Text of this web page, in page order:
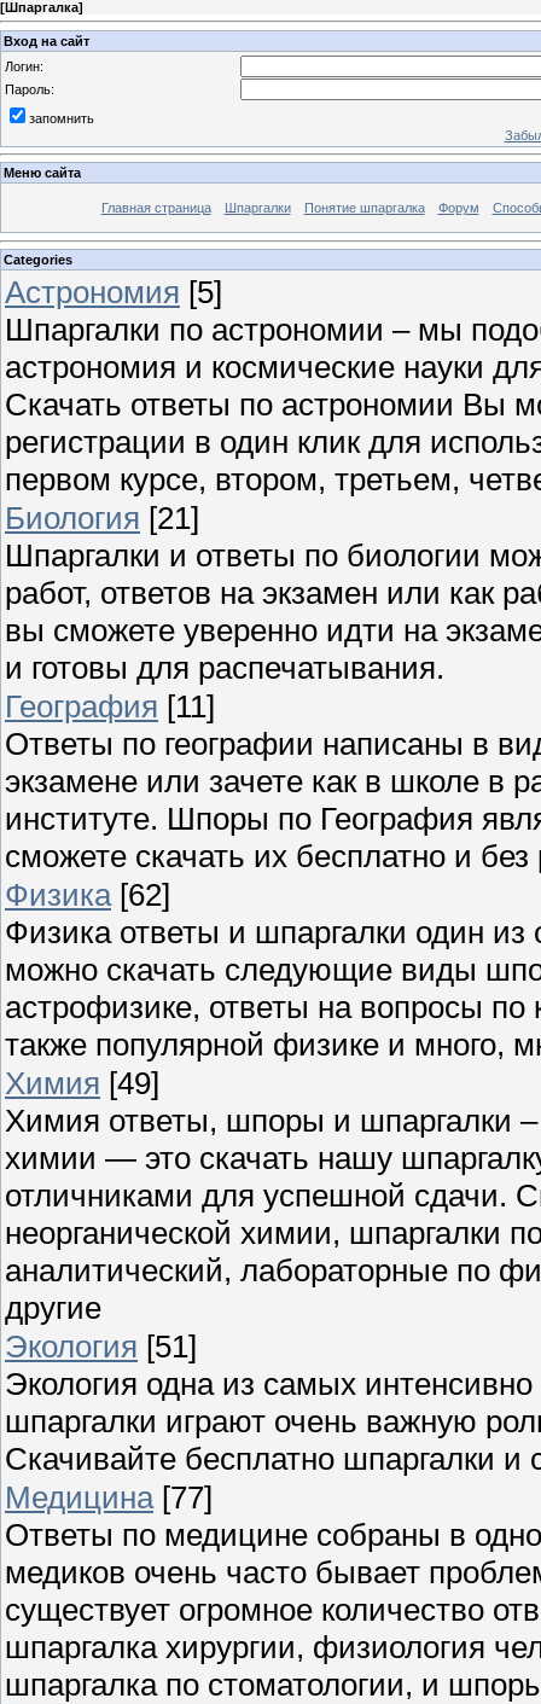
[Шпаргалка]
Вход на сайт
Логин:
Пароль:
запомнить
Меню сайта
Главная страница Шпаргалки Понятие шпаргалка Форум
Categories
Астрономия [5]
Шпаргалки по астрономии – мы
астрономия и космические науки
Скачать ответы по астрономии Вы
регистрации в один клик для
первом курсе, втором, третьем,
Биология [21]
Шпаргалки и ответы по биологии
работ, ответов на экзамен или как
вы сможете уверенно идти на
и готовы для распечатывания.
География [11]
Ответы по географии написаны в
экзамене или зачете как в школе в
институте. Шпоры по География
сможете скачать их бесплатно и без
Физика [62]
Физика ответы и шпаргалки один
можно скачать следующие виды
астрофизике, ответы на вопросы
также популярной физике и много,
Химия [49]
Химия ответы, шпоры и шпаргалки
химии — это скачать нашу
отличниками для успешной сдачи.
неорганической химии, шпаргалки
аналитический, лабораторные по
другие
Экология [51]
Экология одна из самых
шпаргалки играют очень важную
Скачивайте бесплатно шпаргалки и
Медицина [77]
Ответы по медицине собраны в
медиков очень часто бывает
существует огромное количество
шпаргалка хирургии, физиология
шпаргалка по стоматологии, и